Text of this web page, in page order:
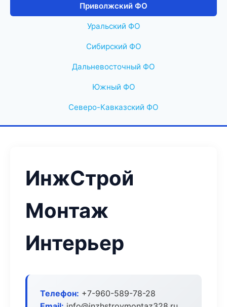
Приволжский ФО
Уральский ФО
Сибирский ФО
Дальневосточный ФО
Южный ФО
Северо-Кавказский ФО
ИнжСтрой
Монтаж
Интерьер
Телефон: +7-960-589-78-28